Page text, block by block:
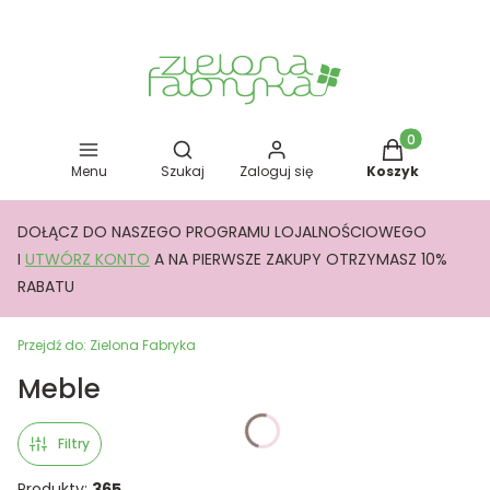
Menu
Otwórz wyszukiwarkę
Szukaj Zaloguj się
Produkty w
Koszyk
DOŁĄCZ DO NASZEGO PROGRAMU LOJALNOŚCIOWEGO
I UTWÓRZ KONTO A NA PIERWSZE ZAKUPY OTRZYMASZ 10%
RABATU
Przejdź do: Zielona Fabryka
Meble
Filtry